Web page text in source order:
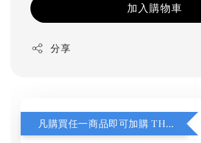
加入購物車
分享
凡購買任一商品即可加購 THT 九週年 同一片天空 無框畫 30 x 30 cm 附掛勾 (黑膠封面大小）